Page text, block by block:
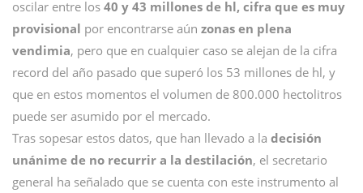
oscilar entre los 40 y 43 millones de hl, cifra que es muy
provisional por encontrarse aún zonas en plena
vendimia, pero que en cualquier caso se alejan de la cifra
record del año pasado que superó los 53 millones de hl, y
que en estos momentos el volumen de 800.000 hectolitros
puede ser asumido por el mercado.
Tras sopesar estos datos, que han llevado a la decisión
unánime de no recurrir a la destilación, el secretario
general ha señalado que se cuenta con este instrumento al